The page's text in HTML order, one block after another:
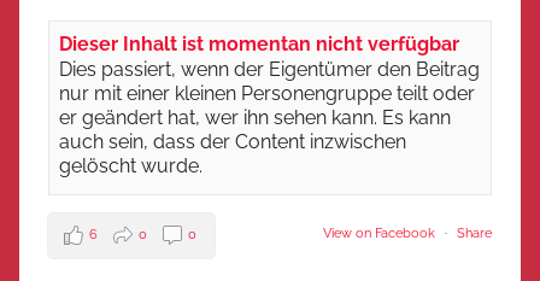
Dieser Inhalt ist momentan nicht verfügbar
Dies passiert, wenn der Eigentümer den Beitrag
nur mit einer kleinen Personengruppe teilt oder
er geändert hat, wer ihn sehen kann. Es kann
auch sein, dass der Content inzwischen
gelöscht wurde.
View on Facebook · Share
6 0 0